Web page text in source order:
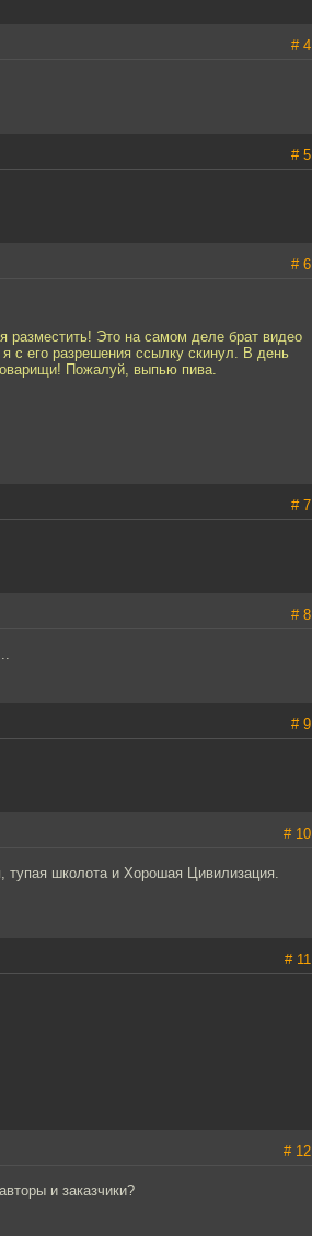
# 4
# 5
# 6
разместить! Это на самом деле брат видео
с его разрешения ссылку скинул. В день
Пожалуй, выпью пива.
# 7
# 8
# 9
# 10
тупая школота и Хорошая Цивилизация.
# 11
# 12
и заказчики?